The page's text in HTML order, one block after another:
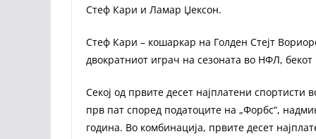
Стеф Кари и Ламар Џексон.
Стеф Кари – кошаркар на Голден Стејт
двократниот играч на сезоната во НФЛ,
Секој од првите десет најплатени
прв пат според податоците на „Форбс“,
година. Во комбинација, првите десет